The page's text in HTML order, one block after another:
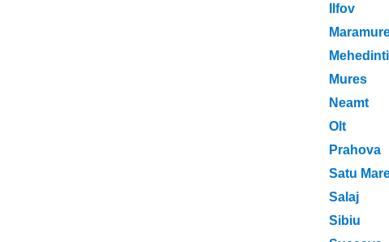
Ilfov
Mehedinti
Mures
Neamt
Olt
Prahova
Satu
Salaj
Sibiu